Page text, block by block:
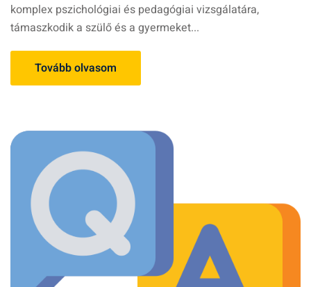
komplex pszichológiai és pedagógiai vizsgálatára,
támaszkodik a szülő és a gyermeket...
Tovább olvasom